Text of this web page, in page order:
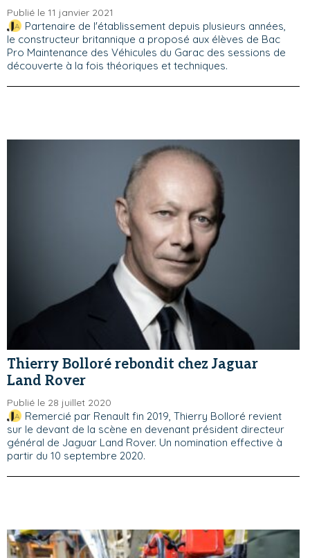
Publié le 11 janvier 2021
Partenaire de l'établissement depuis plusieurs années,
le constructeur britannique a proposé aux élèves de Bac
Pro Maintenance des Véhicules du Garac des sessions de
découverte à la fois théoriques et techniques.
Thierry Bolloré rebondit chez Jaguar
Land Rover
Publié le 28 juillet 2020
Remercié par Renault fin 2019, Thierry Bolloré revient
sur le devant de la scène en devenant président directeur
général de Jaguar Land Rover. Un nomination effective à
partir du 10 septembre 2020.